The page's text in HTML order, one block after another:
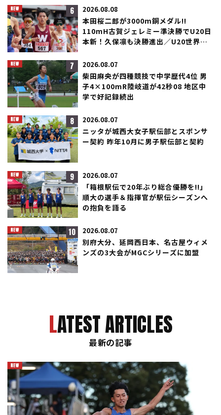
6 2026.08.08
本田桜二郎が3000m銅メダル!!
110mH古賀ジェレミー準決勝でU20日
本新！久保凛も決勝進出／U20世界選
7 2026.08.07
柴田麻央が四種競技で中学歴代4位 男
子4×100mR陸岐道が42秒08 地区中
学で好記録続出
8 2026.08.07
ニッタが城西大女子駅伝部とスポンサ
ー契約 昨年10月に男子駅伝部と契約
9 2026.08.07
「箱根駅伝で20年ぶり総合優勝を!!」
順大の選手＆指揮官が駅伝シーズンへ
の抱負を語る
10 2026.08.07
別府大分、延岡西日本、名古屋ウィメ
ンズの3大会がMGCシリーズに加盟
LATEST ARTICLES
最新の記事